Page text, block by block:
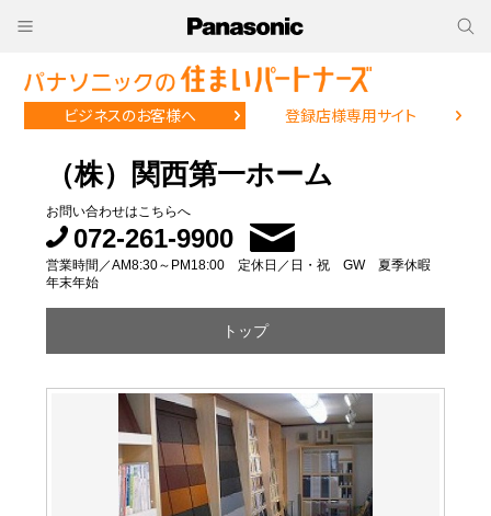
ビジネスのお客様へ 登録店様専用サイト
（株）関西第一ホーム
お問い合わせはこちらへ
072-261-9900
営業時間／AM8:30～PM18:00 定休日／日・祝 GW 夏季休暇
年末年始
トップ